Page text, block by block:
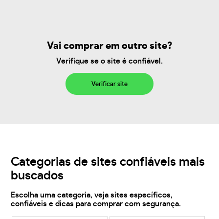
Vai comprar em outro site?
Verifique se o site é confiável.
Verificar site
Categorias de sites confiáveis mais
buscados
Escolha uma categoria, veja sites específicos,
confiáveis e dicas para comprar com segurança.